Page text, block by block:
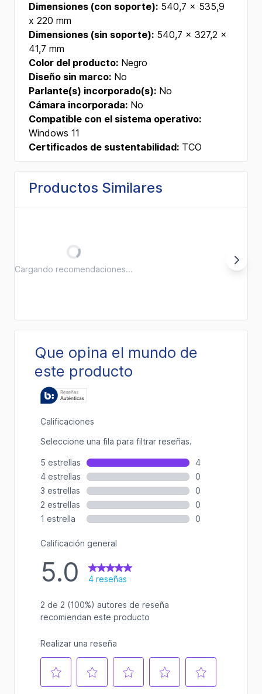
Dimensiones (con soporte): 540,7 x 535,9
x 220 mm
Dimensiones (sin soporte): 540,7 x 327,2 x
41,7 mm
Color del producto: Negro
Diseño sin marco: No
Parlante(s) incorporado(s): No
Cámara incorporada: No
Compatible con el sistema operativo:
Windows 11
Certificados de sustentabilidad: TCO
Productos Similares
Cargando recomendaciones...